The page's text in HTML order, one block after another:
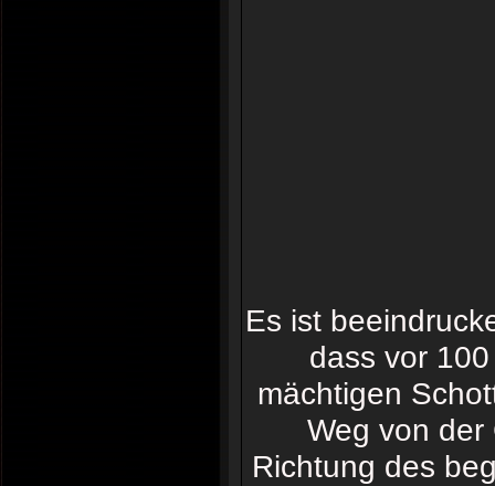
Es ist
dass vor
mächtigen
Weg von der
Richtung des